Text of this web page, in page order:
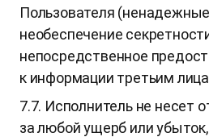
Пользователя
необеспечение
непосредственное
к информации третьим
7.7. Исполнитель не несет
за любой ущерб или